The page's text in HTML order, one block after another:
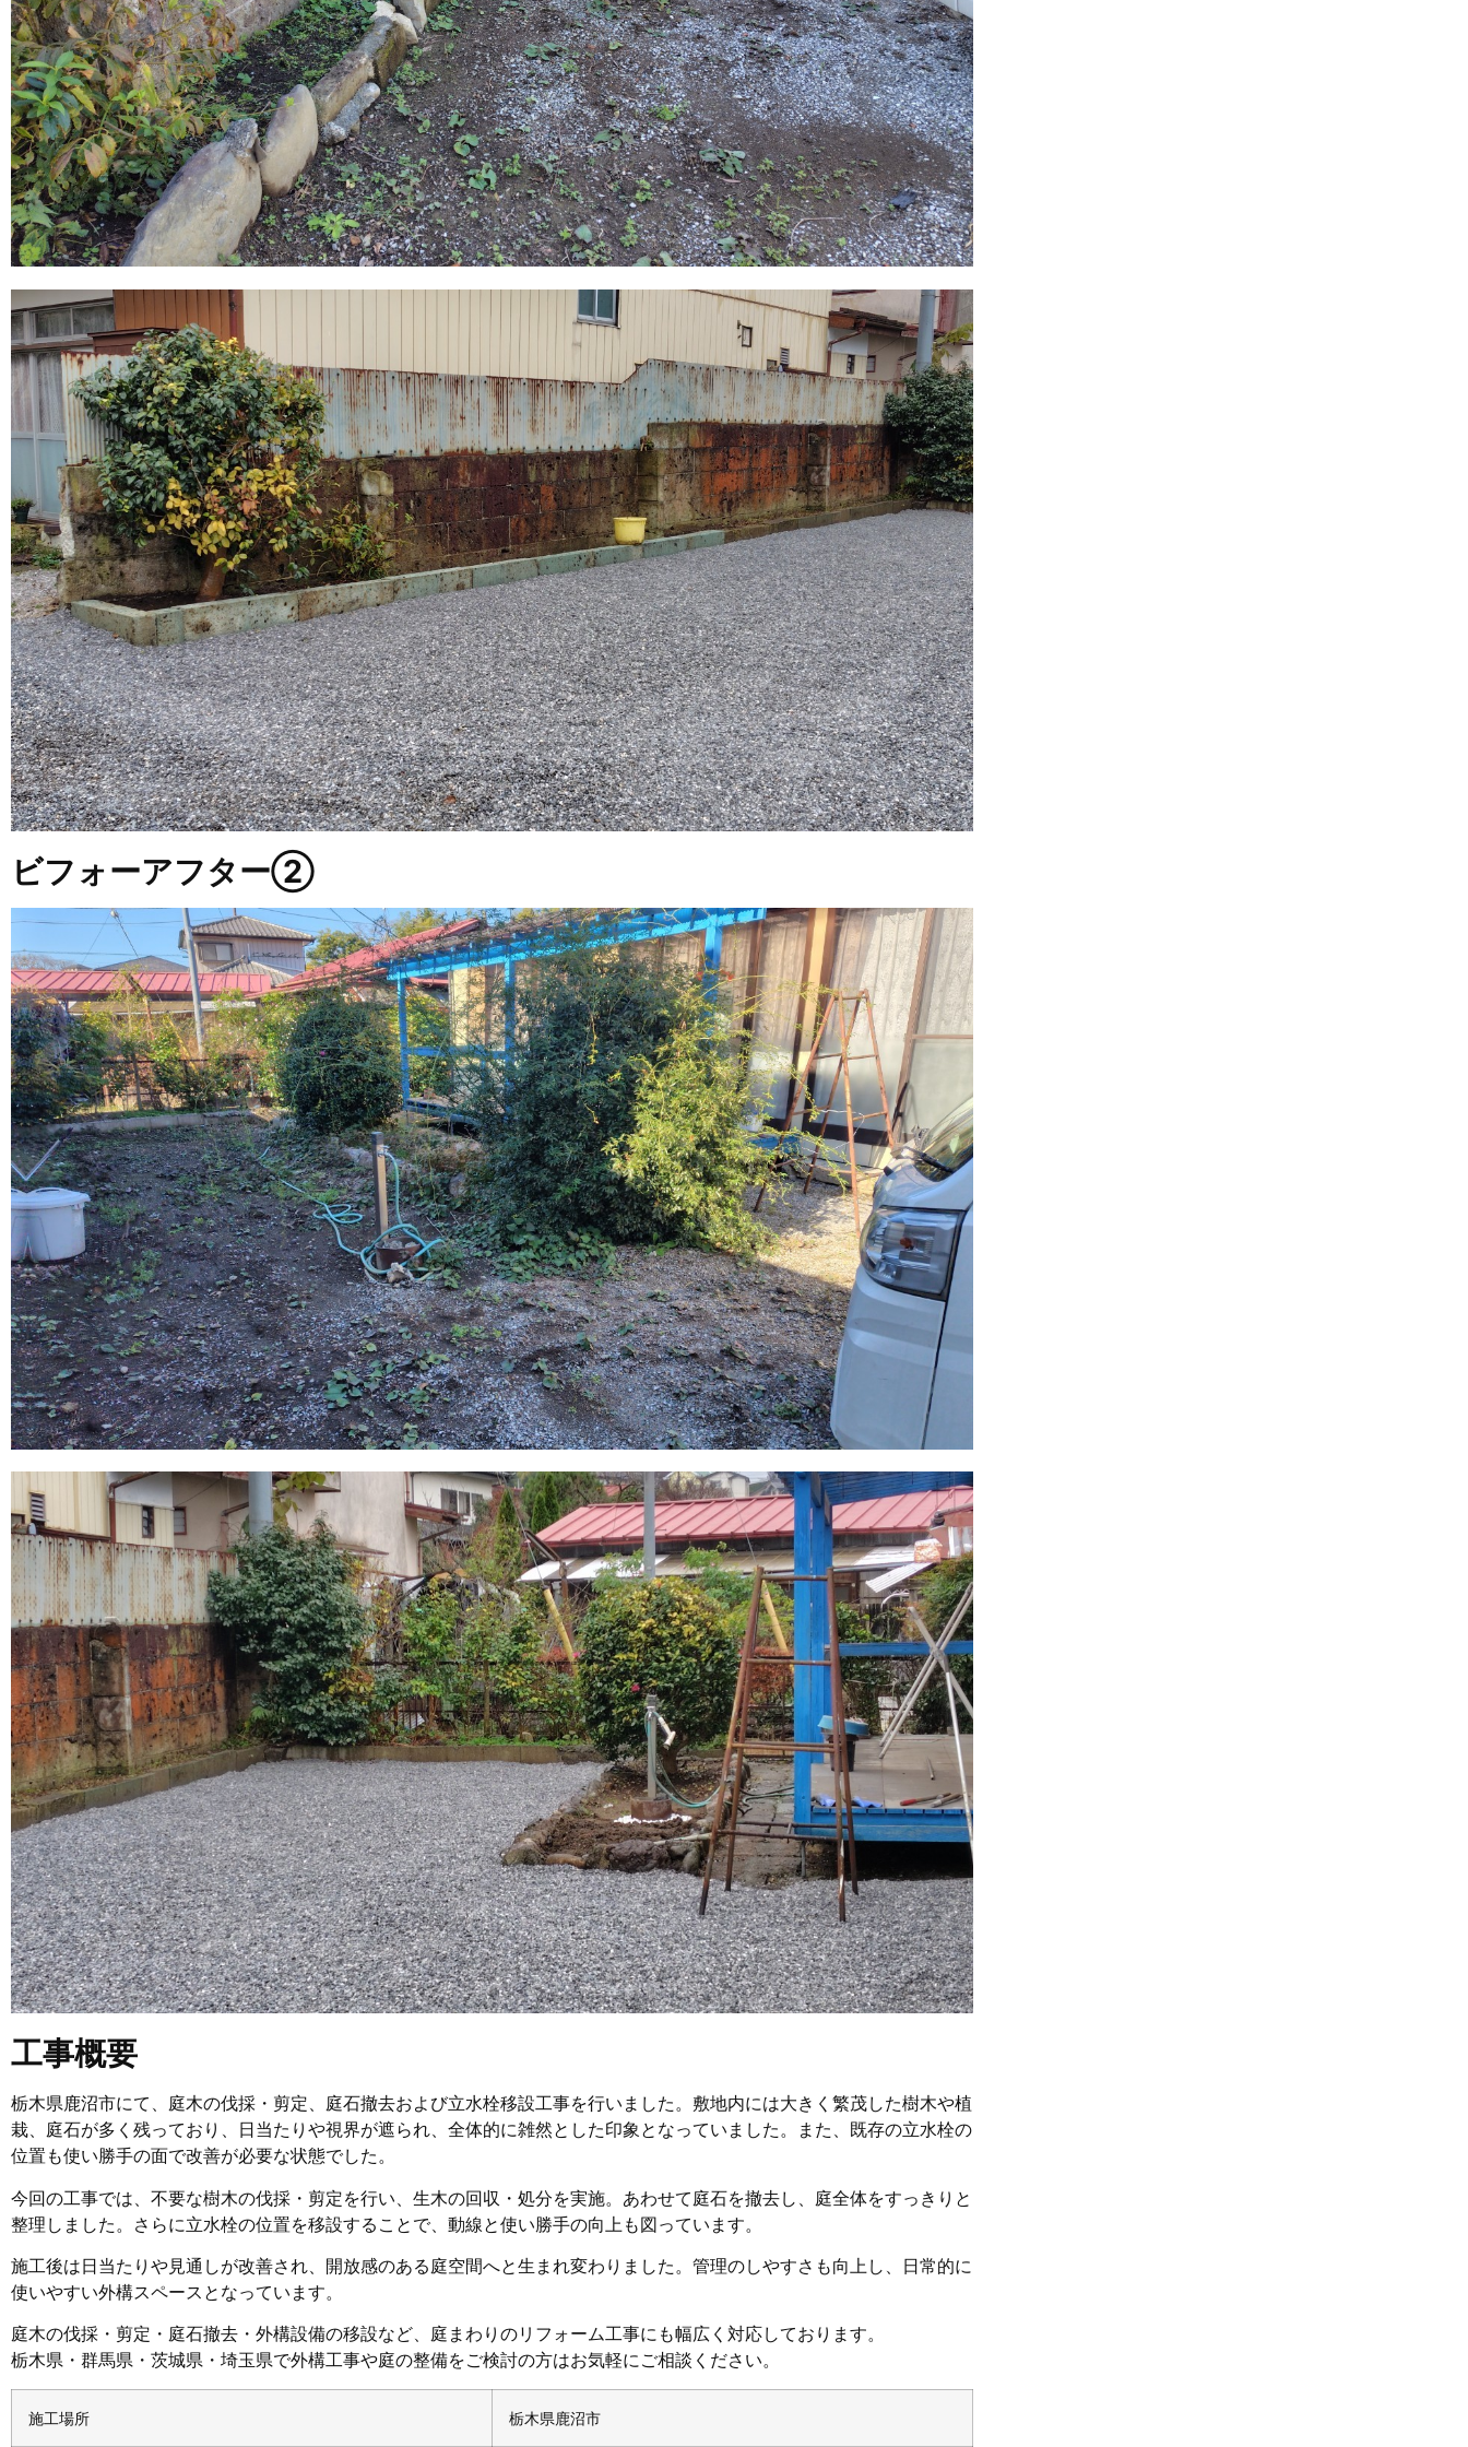
ビフォーアフター②
工事概要
栃木県鹿沼市にて、庭木の伐採・剪定、庭石撤去および立水栓移設工事を行いました。敷地内には大きく繁茂した樹木や植
栽、庭石が多く残っており、日当たりや視界が遮られ、全体的に雑然とした印象となっていました。また、既存の立水栓の
位置も使い勝手の面で改善が必要な状態でした。
今回の工事では、不要な樹木の伐採・剪定を行い、生木の回収・処分を実施。あわせて庭石を撤去し、庭全体をすっきりと
整理しました。さらに立水栓の位置を移設することで、動線と使い勝手の向上も図っています。
施工後は日当たりや見通しが改善され、開放感のある庭空間へと生まれ変わりました。管理のしやすさも向上し、日常的に
使いやすい外構スペースとなっています。
庭木の伐採・剪定・庭石撤去・外構設備の移設など、庭まわりのリフォーム工事にも幅広く対応しております。
栃木県・群馬県・茨城県・埼玉県で外構工事や庭の整備をご検討の方はお気軽にご相談ください。
施工場所 栃木県鹿沼市